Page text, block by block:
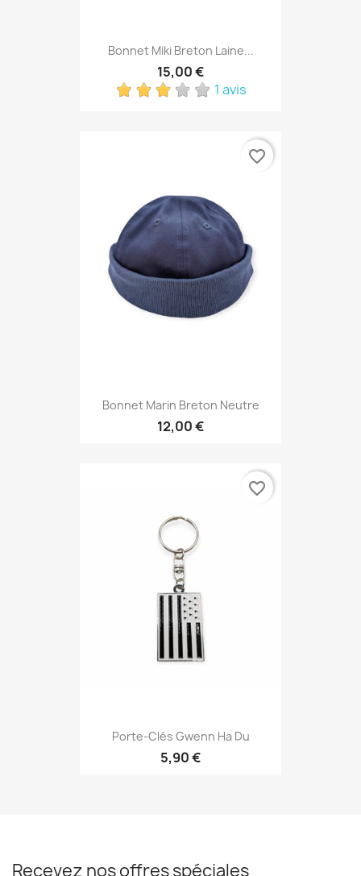
Bonnet Miki Breton Laine...
15,00 €
1 avis
Bonnet Marin Breton Neutre
12,00 €
favorite_border
Porte-Clés Gwenn Ha Du
5,90 €
favorite_border
Recevez nos offres spéciales